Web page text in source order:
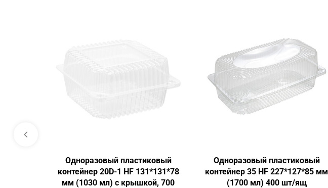
Одноразовый пластиковый
контейнер 20D-1 HF 131*131*78
мм (1030 мл) с крышкой, 700
Одноразовый пластиковый
контейнер 35 HF 227*127*85 мм
(1700 мл) 400 шт/ящ